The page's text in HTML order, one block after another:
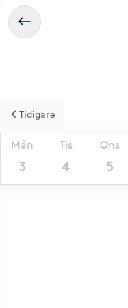
Mån
3
Tis
4
Ons
5
Tidigare